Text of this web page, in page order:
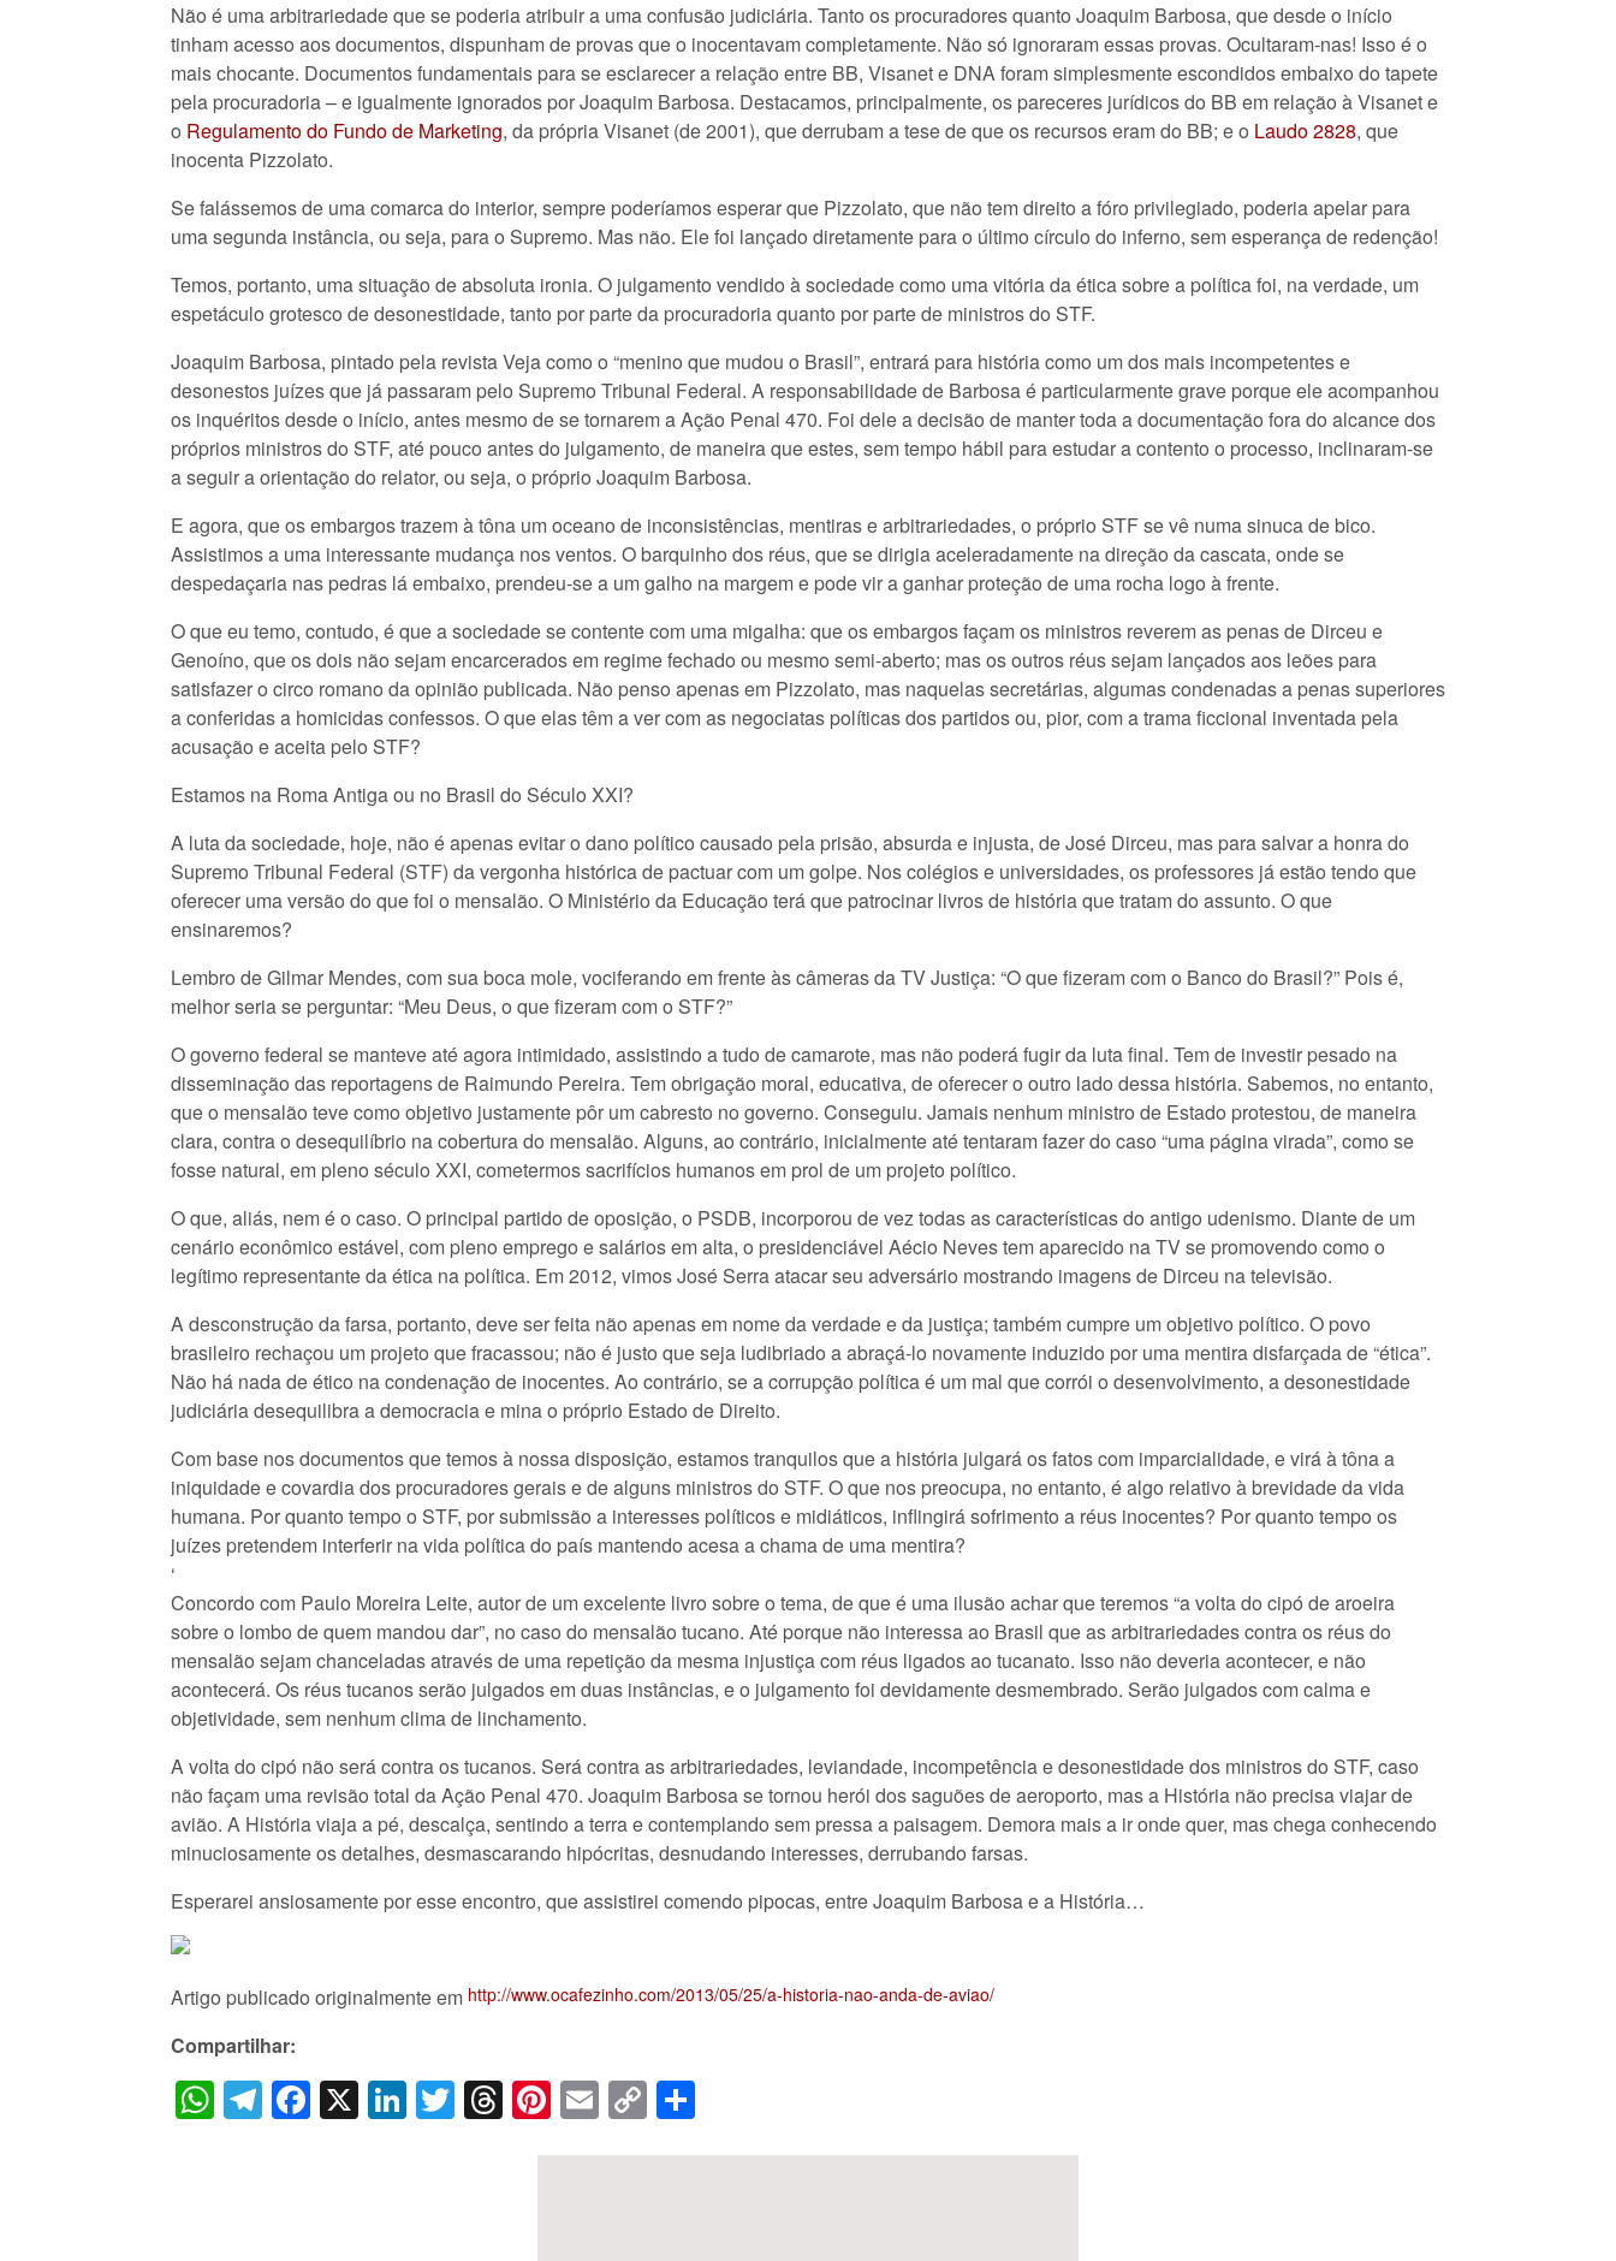
Não é uma arbitrariedade que se poderia atribuir a uma confusão judiciária. Tanto os procuradores quanto Joaquim Barbosa, que desde o início
tinham acesso aos documentos, dispunham de provas que o inocentavam completamente. Não só ignoraram essas provas. Ocultaram-nas! Isso é o
mais chocante. Documentos fundamentais para se esclarecer a relação entre BB, Visanet e DNA foram simplesmente escondidos embaixo do tapete
pela procuradoria – e igualmente ignorados por Joaquim Barbosa. Destacamos, principalmente, os pareceres jurídicos do BB em relação à Visanet e
o Regulamento do Fundo de Marketing, da própria Visanet (de 2001), que derrubam a tese de que os recursos eram do BB; e o Laudo 2828, que
inocenta Pizzolato.
Se falássemos de uma comarca do interior, sempre poderíamos esperar que Pizzolato, que não tem direito a fóro privilegiado, poderia apelar para
uma segunda instância, ou seja, para o Supremo. Mas não. Ele foi lançado diretamente para o último círculo do inferno, sem esperança de redenção!
Temos, portanto, uma situação de absoluta ironia. O julgamento vendido à sociedade como uma vitória da ética sobre a política foi, na verdade, um
espetáculo grotesco de desonestidade, tanto por parte da procuradoria quanto por parte de ministros do STF.
Joaquim Barbosa, pintado pela revista Veja como o “menino que mudou o Brasil”, entrará para história como um dos mais incompetentes e
desonestos juízes que já passaram pelo Supremo Tribunal Federal. A responsabilidade de Barbosa é particularmente grave porque ele acompanhou
os inquéritos desde o início, antes mesmo de se tornarem a Ação Penal 470. Foi dele a decisão de manter toda a documentação fora do alcance dos
próprios ministros do STF, até pouco antes do julgamento, de maneira que estes, sem tempo hábil para estudar a contento o processo, inclinaram-se
a seguir a orientação do relator, ou seja, o próprio Joaquim Barbosa.
E agora, que os embargos trazem à tôna um oceano de inconsistências, mentiras e arbitrariedades, o próprio STF se vê numa sinuca de bico.
Assistimos a uma interessante mudança nos ventos. O barquinho dos réus, que se dirigia aceleradamente na direção da cascata, onde se
despedaçaria nas pedras lá embaixo, prendeu-se a um galho na margem e pode vir a ganhar proteção de uma rocha logo à frente.
O que eu temo, contudo, é que a sociedade se contente com uma migalha: que os embargos façam os ministros reverem as penas de Dirceu e
Genoíno, que os dois não sejam encarcerados em regime fechado ou mesmo semi-aberto; mas os outros réus sejam lançados aos leões para
satisfazer o circo romano da opinião publicada. Não penso apenas em Pizzolato, mas naquelas secretárias, algumas condenadas a penas superiores
a conferidas a homicidas confessos. O que elas têm a ver com as negociatas políticas dos partidos ou, pior, com a trama ficcional inventada pela
acusação e aceita pelo STF?
Estamos na Roma Antiga ou no Brasil do Século XXI?
A luta da sociedade, hoje, não é apenas evitar o dano político causado pela prisão, absurda e injusta, de José Dirceu, mas para salvar a honra do
Supremo Tribunal Federal (STF) da vergonha histórica de pactuar com um golpe. Nos colégios e universidades, os professores já estão tendo que
oferecer uma versão do que foi o mensalão. O Ministério da Educação terá que patrocinar livros de história que tratam do assunto. O que
ensinaremos?
Lembro de Gilmar Mendes, com sua boca mole, vociferando em frente às câmeras da TV Justiça: “O que fizeram com o Banco do Brasil?” Pois é,
melhor seria se perguntar: “Meu Deus, o que fizeram com o STF?”
O governo federal se manteve até agora intimidado, assistindo a tudo de camarote, mas não poderá fugir da luta final. Tem de investir pesado na
disseminação das reportagens de Raimundo Pereira. Tem obrigação moral, educativa, de oferecer o outro lado dessa história. Sabemos, no entanto,
que o mensalão teve como objetivo justamente pôr um cabresto no governo. Conseguiu. Jamais nenhum ministro de Estado protestou, de maneira
clara, contra o desequilíbrio na cobertura do mensalão. Alguns, ao contrário, inicialmente até tentaram fazer do caso “uma página virada”, como se
fosse natural, em pleno século XXI, cometermos sacrifícios humanos em prol de um projeto político.
O que, aliás, nem é o caso. O principal partido de oposição, o PSDB, incorporou de vez todas as características do antigo udenismo. Diante de um
cenário econômico estável, com pleno emprego e salários em alta, o presidenciável Aécio Neves tem aparecido na TV se promovendo como o
legítimo representante da ética na política. Em 2012, vimos José Serra atacar seu adversário mostrando imagens de Dirceu na televisão.
A desconstrução da farsa, portanto, deve ser feita não apenas em nome da verdade e da justiça; também cumpre um objetivo político. O povo
brasileiro rechaçou um projeto que fracassou; não é justo que seja ludibriado a abraçá-lo novamente induzido por uma mentira disfarçada de “ética”.
Não há nada de ético na condenação de inocentes. Ao contrário, se a corrupção política é um mal que corrói o desenvolvimento, a desonestidade
judiciária desequilibra a democracia e mina o próprio Estado de Direito.
Com base nos documentos que temos à nossa disposição, estamos tranquilos que a história julgará os fatos com imparcialidade, e virá à tôna a
iniquidade e covardia dos procuradores gerais e de alguns ministros do STF. O que nos preocupa, no entanto, é algo relativo à brevidade da vida
humana. Por quanto tempo o STF, por submissão a interesses políticos e midiáticos, inflingirá sofrimento a réus inocentes? Por quanto tempo os
juízes pretendem interferir na vida política do país mantendo acesa a chama de uma mentira?
‘
Concordo com Paulo Moreira Leite, autor de um excelente livro sobre o tema, de que é uma ilusão achar que teremos “a volta do cipó de aroeira
sobre o lombo de quem mandou dar”, no caso do mensalão tucano. Até porque não interessa ao Brasil que as arbitrariedades contra os réus do
mensalão sejam chanceladas através de uma repetição da mesma injustiça com réus ligados ao tucanato. Isso não deveria acontecer, e não
acontecerá. Os réus tucanos serão julgados em duas instâncias, e o julgamento foi devidamente desmembrado. Serão julgados com calma e
objetividade, sem nenhum clima de linchamento.
A volta do cipó não será contra os tucanos. Será contra as arbitrariedades, leviandade, incompetência e desonestidade dos ministros do STF, caso
não façam uma revisão total da Ação Penal 470. Joaquim Barbosa se tornou herói dos saguões de aeroporto, mas a História não precisa viajar de
avião. A História viaja a pé, descalça, sentindo a terra e contemplando sem pressa a paisagem. Demora mais a ir onde quer, mas chega conhecendo
minuciosamente os detalhes, desmascarando hipócritas, desnudando interesses, derrubando farsas.
Esperarei ansiosamente por esse encontro, que assistirei comendo pipocas, entre Joaquim Barbosa e a História…
Artigo publicado originalmente em http://www.ocafezinho.com/2013/05/25/a-historia-nao-anda-de-aviao/
Compartilhar:
WhatsApp
Telegram
Facebook
X LinkedIn
Twitter
Threads
Pinterest
Email
Copy
Link